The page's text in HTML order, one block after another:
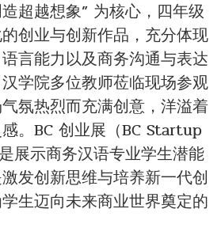
超越想象” 为核心，四年级
创业与创新作品，充分体现
言能力以及商务沟通与表达
学院多位教师莅临现场参观
氛热烈而充满创意，洋溢着
。BC 创业展（BC Startup
展示商务汉语专业学生潜能
发创新思维与培养新一代创
生迈向未来商业世界奠定的